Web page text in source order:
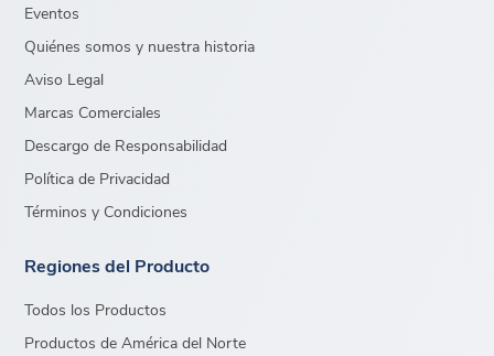
Eventos
Quiénes somos y nuestra historia
Aviso Legal
Marcas Comerciales
Descargo de Responsabilidad
Política de Privacidad
Términos y Condiciones
Regiones del Producto
Todos los Productos
Productos de América del Norte